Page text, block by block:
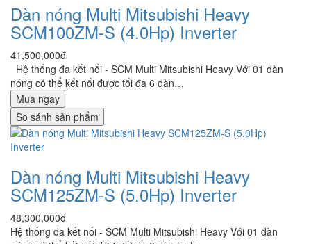
Dàn nóng Multi Mitsubishi Heavy
SCM100ZM-S (4.0Hp) Inverter
41,500,000đ
Hệ thống đa kết nối - SCM Multi Mitsubishi Heavy Với 01 dàn
nóng có thể kết nối được tối đa 6 dàn…
Mua ngay
So sánh sản phẩm
Dàn nóng Multi Mitsubishi Heavy
SCM125ZM-S (5.0Hp) Inverter
48,300,000đ
Hệ thống đa kết nối - SCM Multi Mitsubishi Heavy Với 01 dàn